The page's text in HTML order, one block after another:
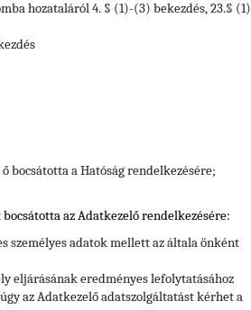
hozataláról 4. § (1)-(3) bekezdés, 23.§ (1)
bocsátotta a Hatóság rendelkezésére;
az Adatkezelő rendelkezésére:
személyes adatok mellett az általa önként
eljárásának eredményes lefolytatásához
az Adatkezelő adatszolgáltatást kérhet a